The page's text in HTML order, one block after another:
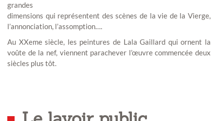
grandes
dimensions qui représentent des scènes de la vie de la Vierge,
l’annonciation, l’assomption….
Au XXeme siècle, les peintures de Lala Gaillard qui ornent la
voûte de la nef, viennent parachever l’œuvre commencée deux
siècles plus tôt.